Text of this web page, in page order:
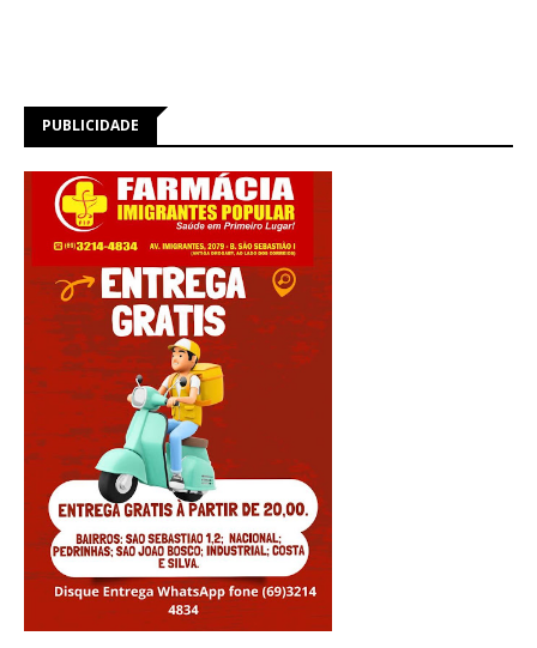
PUBLICIDADE